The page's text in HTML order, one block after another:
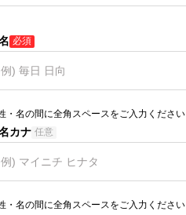
必須
・名の間に全角スペースをご入力ください
カナ 任意
・名の間に全角スペースをご入力ください